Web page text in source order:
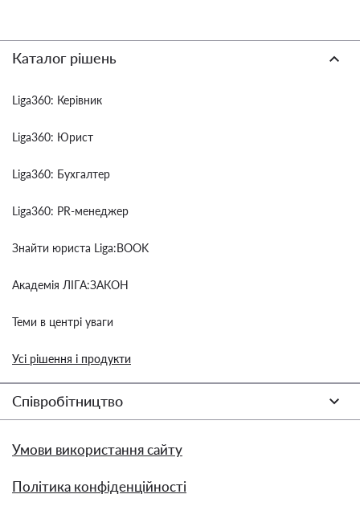
Каталог рішень
Liga360: Керівник
Liga360: Юрист
Liga360: Бухгалтер
Liga360: PR-менеджер
Знайти юриста Liga:BOOK
Академія ЛІГА:ЗАКОН
Теми в центрі уваги
Усі рішення і продукти
Співробітництво
Умови використання сайту
Політика конфіденційності